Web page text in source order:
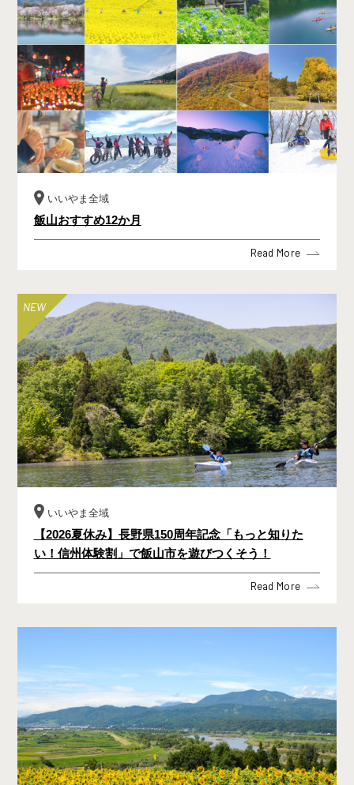
いいやま全域
飯山おすすめ12か月
Read More
NEW
いいやま全域
【2026夏休み】長野県150周年記念「もっと知りた
い！信州体験割」で飯山市を遊びつくそう！
Read More